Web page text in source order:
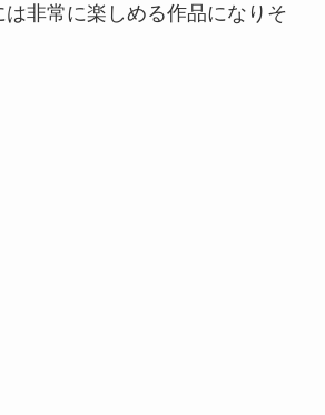
は非常に楽しめる作品になりそ